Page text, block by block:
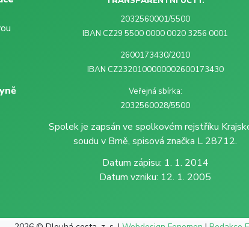
2032560001/5500
IBAN CZ29 5500 0000 0020 3256 0001
2600173430/2010
IBAN CZ2320100000002600173430
Veřejná sbírka:
2032560028/5500
Spolek je zapsán ve spolkovém rejstříku
soudu v Brně, spisová značka L 28712.
Datum zápisu: 1. 1. 2014
Datum vzniku: 12. 1. 2005